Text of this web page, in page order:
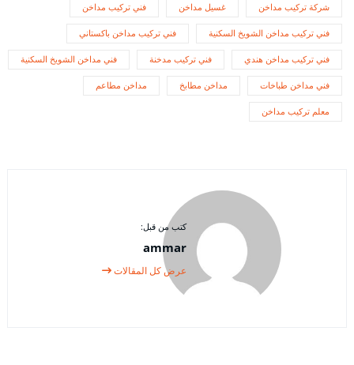
شركة تركيب مداخن غسيل مداخن فني تركيب مداخن
فني تركيب مداخن الشويخ السكنية فني تركيب مداخن باكستاني
فني تركيب مداخن هندي فني تركيب مدخنة فني مداخن الشويخ السكنية
فني مداخن طباخات مداخن مطابخ مداخن مطاعم
معلم تركيب مداخن
كتب من قبل:
ammar
عرض كل المقالات